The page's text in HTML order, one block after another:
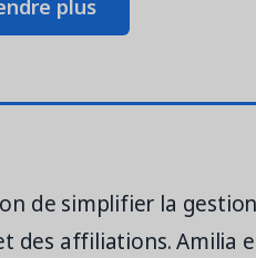
plus
de simplifier la
des affiliations. Amilia